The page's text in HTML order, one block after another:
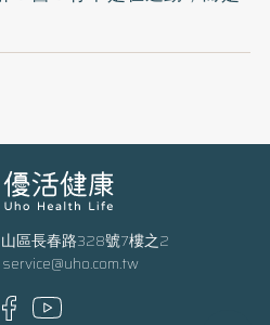
區長春路328號7樓之2
service@uho.com.tw